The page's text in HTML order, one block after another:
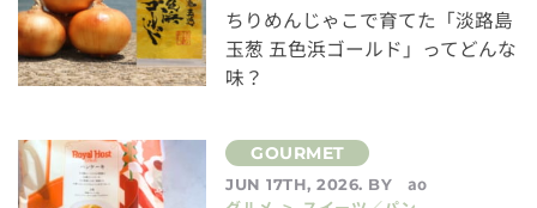
ちりめんじゃこで育てた「淡路島
玉葱 五色浜ゴールド」ってどんな
味？
JUN 17TH, 2026. BY
ao